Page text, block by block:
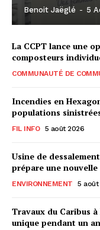
Benoit Jaëglé - 5
La CCPT lance une
composteurs
COMMUNAUTÉ DE
Incendies en
populations
FIL INFO 5 août 2026
Usine de
prépare une
ENVIRONNEMENT 5 août
Travaux du Caribus
unique pendant un